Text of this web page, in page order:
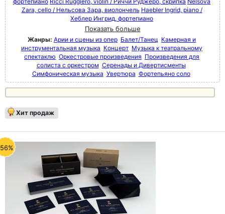
Zara, cello / Нельсова Зара, виолончель Haebler Ingrid, piano /
Хеблер Ингрид, фортепиано
Показать больше
Жанры: Арии и сцены из опер Балет/Танец Камерная и
инструментальная музыка Концерт Музыка к театральному
спектаклю Оркестровые произведения Произведения для
солиста с оркестром Серенады и Дивертисменты
Симфоническая музыка Увертюра Фортепьяно соло
Хит продаж